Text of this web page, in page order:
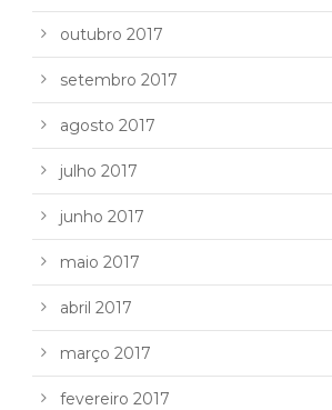
outubro 2017
setembro 2017
agosto 2017
julho 2017
junho 2017
maio 2017
abril 2017
março 2017
fevereiro 2017